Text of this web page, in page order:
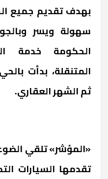
بهدف تقديم جميع
سهولة ويسر
الحكومة خدمة
المتنقلة، بدأت
ثم الشهر العقاري.
«المؤشر» تلقي
تقدمها السيارات